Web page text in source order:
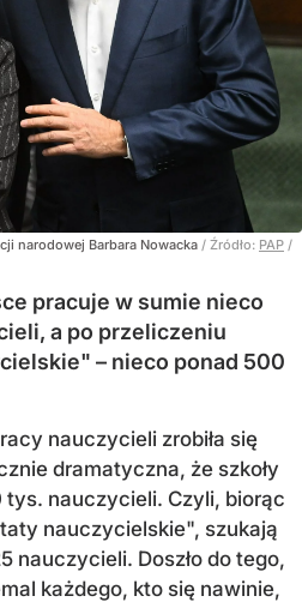
narodowej Barbara Nowacka / Źródło: PAP /
pracuje w sumie nieco
a po przeliczeniu
– nieco ponad 500
nauczycieli zrobiła się
dramatyczna, że szkoły
nauczycieli. Czyli, biorąc
nauczycielskie", szukają
nauczycieli. Doszło do tego,
każdego, kto się nawinie,